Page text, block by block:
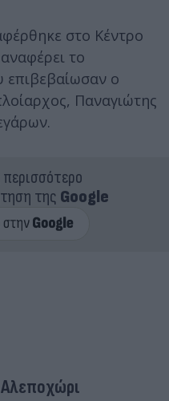
στο Κέντρο
το
επιβεβαίωσαν ο
Παναγιώτης
περισσότερο
της Google
Αλεποχώρι